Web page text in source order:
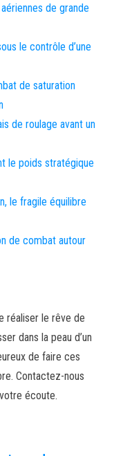
de grande
le contrôle d’une
de saturation
de roulage avant un
le poids stratégique
le fragile équilibre
de combat autour
réaliser le rêve de
dans la peau d’un
de faire ces
Contactez-nous
écoute.